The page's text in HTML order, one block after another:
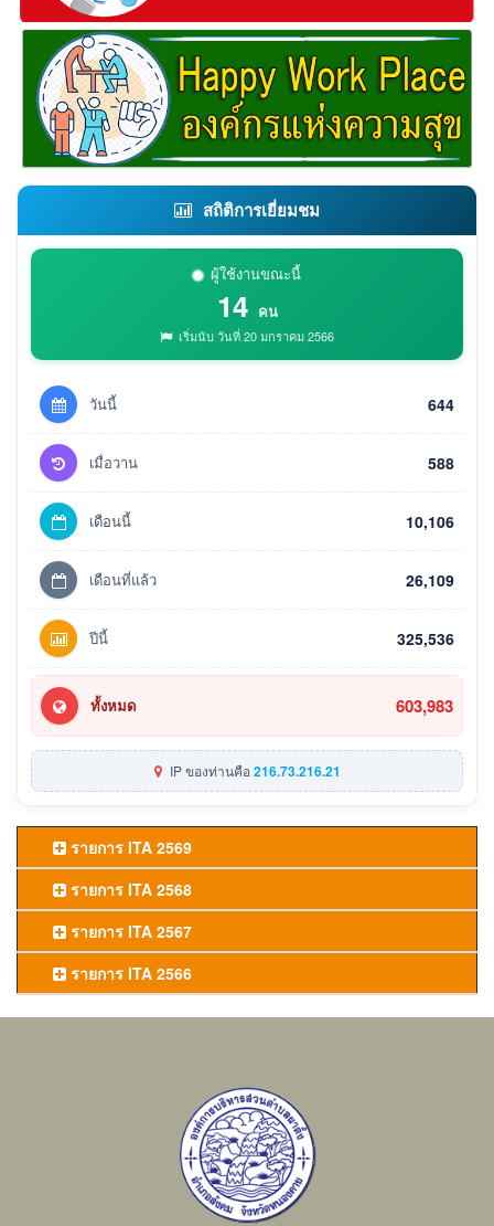
สถิติการเยี่ยมชม
ผู้ใช้งานขณะนี้
14 คน
เริ่มนับ วันที่ 20 มกราคม 2566
วันนี้ 644
เมื่อวาน 588
เดือนนี้ 10,106
เดือนที่แล้ว 26,109
ปีนี้ 325,536
ทั้งหมด 603,983
IP ของท่านคือ216.73.216.21
รายการ ITA 2569
รายการ ITA 2568
รายการ ITA 2567
รายการ ITA 2566